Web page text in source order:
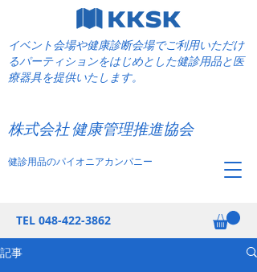
TEL 048-422-3862
健診用品のパイオニアカンパニー
イベント会場や健康診断会場でご利用いただけ
るパーティションをはじめとした健診用品と医
療器具を提供いたします。
株式会社 健康管理推進協会
記事